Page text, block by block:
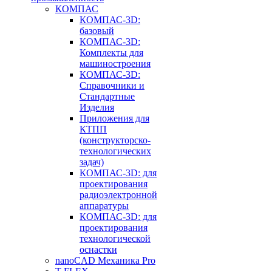
КОМПАС
КОМПАС-3D:
базовый
КОМПАС-3D:
Комплекты для
машиностроения
КОМПАС-3D:
Справочники и
Стандартные
Изделия
Приложения для
КТПП
(конструкторско-
технологических
задач)
КОМПАС-3D: для
проектирования
радиоэлектронной
аппаратуры
КОМПАС-3D: для
проектирования
технологической
оснастки
nanoCAD Механика Pro